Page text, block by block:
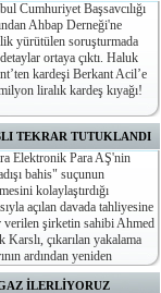
Cumhuriyet Başsavcılığı
Ahbap Derneği'ne
yürütülen soruşturmada
ortaya çıktı. Haluk
kardeşi Berkant Acil’e
liralık kardeş kıyağı!
TEKRAR TUTUKLANDI
Elektronik Para AŞ'nin
bahis" suçunun
kolaylaştırdığı
açılan davada tahliyesine
verilen şirketin sahibi Ahmed
Karslı, çıkarılan yakalama
ardından yeniden
İLERLİYORUZ